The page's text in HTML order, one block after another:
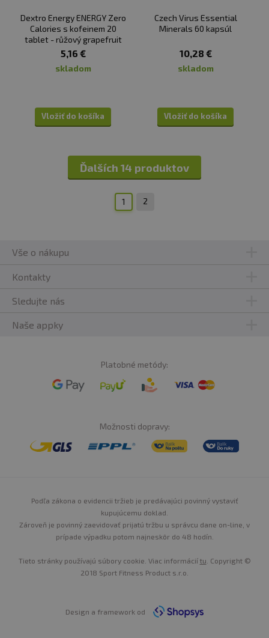
Dextro Energy ENERGY Zero
Calories s kofeinem 20
tablet - růžový grapefruit
5,16 €
skladom
Vložiť do košíka
Czech Virus Essential
Minerals 60 kapsúl
10,28 €
skladom
Vložiť do košíka
1 2
Ďalších 14 produktov
Vše o nákupu
Kontakty
Sledujte nás
Naše appky
Platobné metódy:
Možnosti dopravy:
Podľa zákona o evidencii tržieb je predávajúci povinný vystaviť
kupujúcemu doklad.
Zároveň je povinný zaevidovať prijatú tržbu u správcu dane on-line, v
prípade výpadku potom najneskôr do 48 hodín.
Tieto stránky používajú súbory cookie. Viac informácií tu . Copyright ©
2018 Sport Fitness Product s.r.o.
Design a framework od